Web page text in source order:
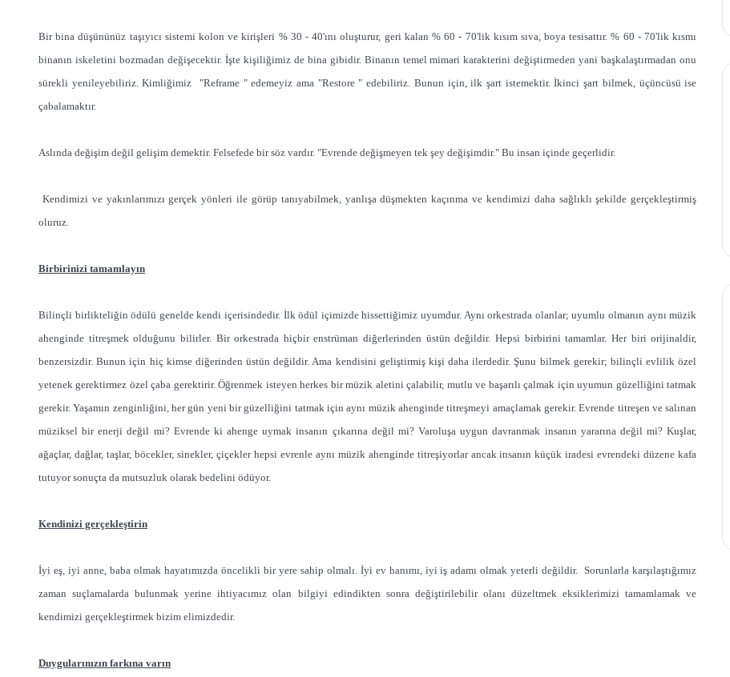
Bir bina düşününüz taşıyıcı sistemi kolon ve kirişleri % 30 - 40'ını oluşturur, geri kalan % 60 - 70'lik kısım sıva, boya tesisattır. % 60 - 70'lik kısmı
binanın iskeletini bozmadan değişecektir. İşte kişiliğimiz de bina gibidir. Binanın temel mimari karakterini değiştirmeden yani başkalaştırmadan onu
sürekli yenileyebiliriz. Kimliğimiz "Reframe " edemeyiz ama "Restore " edebiliriz. Bunun için, ilk şart istemektir. İkinci şart bilmek, üçüncüsü ise
çabalamaktır.
Aslında değişim değil gelişim demektir. Felsefede bir söz vardır. "Evrende değişmeyen tek şey değişimdir." Bu insan içinde geçerlidir.
Kendimizi ve yakınlarımızı gerçek yönleri ile görüp tanıyabilmek, yanlışa düşmekten kaçınma ve kendimizi daha sağlıklı şekilde gerçekleştirmiş
oluruz.
Birbirinizi tamamlayın
Bilinçli birlikteliğin ödülü genelde kendi içerisindedir. İlk ödül içimizde hissettiğimiz uyumdur. Aynı orkestrada olanlar; uyumlu olmanın aynı müzik
ahenginde titreşmek olduğunu bilirler. Bir orkestrada hiçbir enstrüman diğerlerinden üstün değildir. Hepsi birbirini tamamlar. Her biri orijinaldir,
benzersizdir. Bunun için hiç kimse diğerinden üstün değildir. Ama kendisini geliştirmiş kişi daha ilerdedir. Şunu bilmek gerekir; bilinçli evlilik özel
yetenek gerektirmez özel çaba gerektirir. Öğrenmek isteyen herkes bir müzik aletini çalabilir, mutlu ve başarılı çalmak için uyumun güzelliğini tatmak
gerekir. Yaşamın zenginliğini, her gün yeni bir güzelliğini tatmak için aynı müzik ahenginde titreşmeyi amaçlamak gerekir. Evrende titreşen ve salınan
müziksel bir enerji değil mi? Evrende ki ahenge uymak insanın çıkarına değil mi? Varoluşa uygun davranmak insanın yararına değil mi? Kuşlar,
ağaçlar, dağlar, taşlar, böcekler, sinekler, çiçekler hepsi evrenle aynı müzik ahenginde titreşiyorlar ancak insanın küçük iradesi evrendeki düzene kafa
tutuyor sonuçta da mutsuzluk olarak bedelini ödüyor.
Kendinizi gerçekleştirin
İyi eş, iyi anne, baba olmak hayatımızda öncelikli bir yere sahip olmalı. İyi ev hanımı, iyi iş adamı olmak yeterli değildir. Sorunlarla karşılaştığımız
zaman suçlamalarda bulunmak yerine ihtiyacımız olan bilgiyi edindikten sonra değiştirilebilir olanı düzeltmek eksiklerimizi tamamlamak ve
kendimizi gerçekleştirmek bizim elimizdedir.
Duygularınızın farkına varın